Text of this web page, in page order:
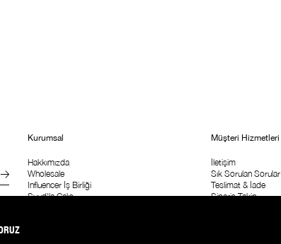
Kurumsal
Hakkımızda
Wholesale
Influencer İş Birliği
Suud'la Çalış
Müşteri Hizmetleri
İletişim
Sık Sorulan Sorular
Teslimat & İade
Sipariş Takip